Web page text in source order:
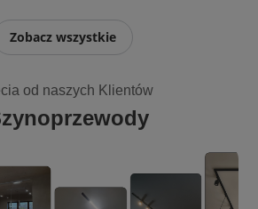
Zobacz wszystkie
od naszych Klientów